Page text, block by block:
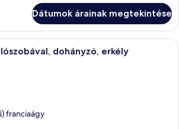
Dátumok árainak megtekintése
Egy modern nappali, melyben
dohányzó, erkély
franciaágy